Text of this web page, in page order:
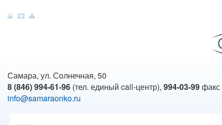
Самара, ул. Солнечная, 50
8 (846) 994-61-96 (тел. единый call-центр), 994-03-99факс
info@samaraonko.ru